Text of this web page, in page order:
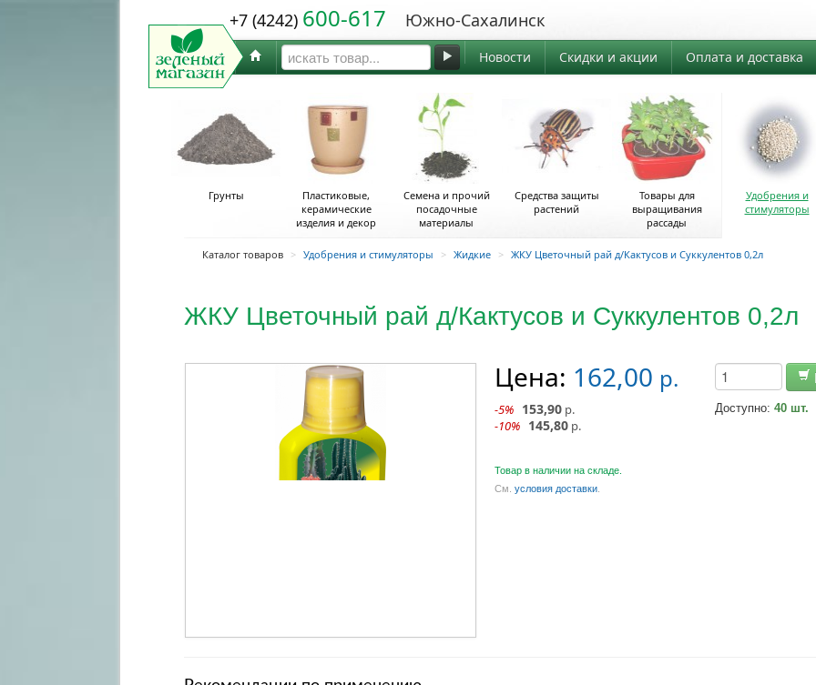
+7 (4242) 600-617 Южно-Сахалинск
Новости Скидки и акции Оплата и доставка
Грунты
Пластиковые,
керамические
изделия и декор
Семена и прочий
посадочные
материалы
Средства защиты
растений
Товары для
выращивания
рассады
Удобрения и
стимуляторы
Каталог товаров > Удобрения и стимуляторы > Жидкие > ЖКУ Цветочный рай д/Кактусов и Суккулентов 0,2л
ЖКУ Цветочный рай д/Кактусов и Суккулентов 0,2л
Цена: 162,00 р.
-5% 153,90 р.
-10% 145,80 р.
Доступно: 40 шт.
Товар в наличии на складе.
См. условия доставки